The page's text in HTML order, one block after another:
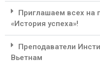
Приглашаем всех на
«История успеха»!
Преподаватели
Вьетнам